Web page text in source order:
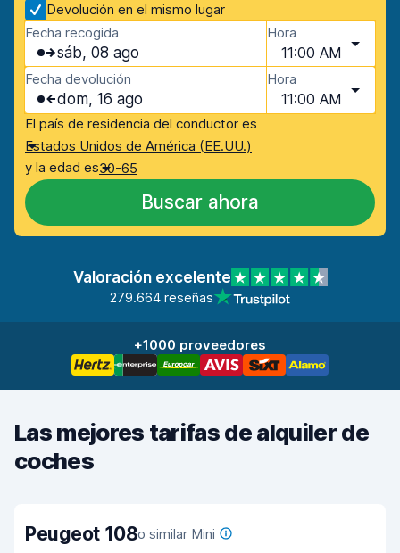
Devolución en el mismo lugar
Fecha recogida
sáb, 08 ago
Hora
11:00 AM
Fecha devolución
dom, 16 ago
Hora
11:00 AM
El país de residencia del conductor es
Estados Unidos de América (EE.UU.)
y la edad es30-65
Buscar ahora
Valoración excelente
279.664 reseñas
+1000 proveedores
Las mejores tarifas de alquiler de
coches
Peugeot 108o similar Mini